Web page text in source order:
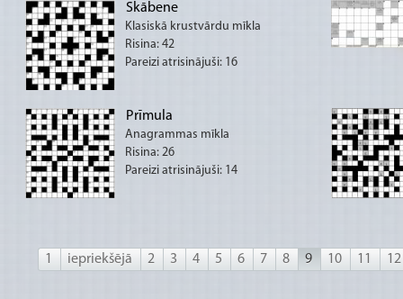
Skābene
Klasiskā krustvārdu mīkla
Risina: 42
Pareizi atrisinājuši: 16
Prīmula
Anagrammas mīkla
Risina: 26
Pareizi atrisinājuši: 14
1 iepriekšējā 2 3 4 5 6 7 8 9 10 11 12